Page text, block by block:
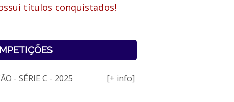
títulos conquistados!
- SÉRIE C - 2025 [+ info]